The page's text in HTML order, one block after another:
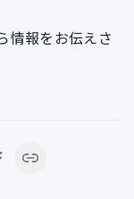
情報をお伝えさ